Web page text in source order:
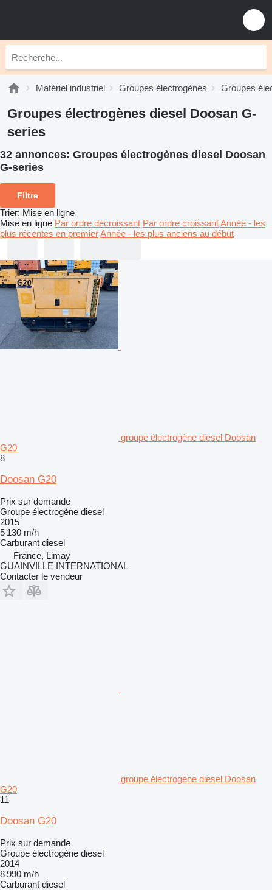
Matériel industriel Groupes électrogènes Groupes
Groupes électrogènes diesel Doosan G-
series
32 annonces: Groupes électrogènes diesel Doosan
G-series
Filtre
Trier: Mise en ligne
Mise en ligne Par ordre décroissant Par ordre croissantAnnée - les
plus récentes en premierAnnée - les plus anciens au début
groupe électrogène diesel Doosan
G20
8
Doosan G20
Prix sur demande
Groupe électrogène diesel
2015
5 130 m/h
Carburant diesel
France, Limay
GUAINVILLE INTERNATIONAL
Contacter le vendeur
groupe électrogène diesel Doosan
G20
11
Doosan G20
Prix sur demande
Groupe électrogène diesel
2014
8 990 m/h
Carburant diesel